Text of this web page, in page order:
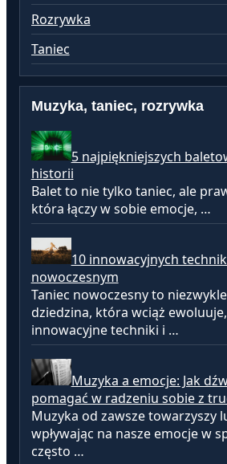
Rozrywka
Taniec
Muzyka, taniec, rozrywka
5 najpiękniejszych
historii
Balet to nie tylko taniec, ale
która łączy w sobie emocje, …
10 innowacyjnych
nowoczesnym
Taniec nowoczesny to
dziedzina, która wciąż
innowacyjne techniki i …
Muzyka a emocje: Jak
pomagać w radzeniu sobie z
Muzyka od zawsze towarzyszy
wpływając na nasze emocje w
często …